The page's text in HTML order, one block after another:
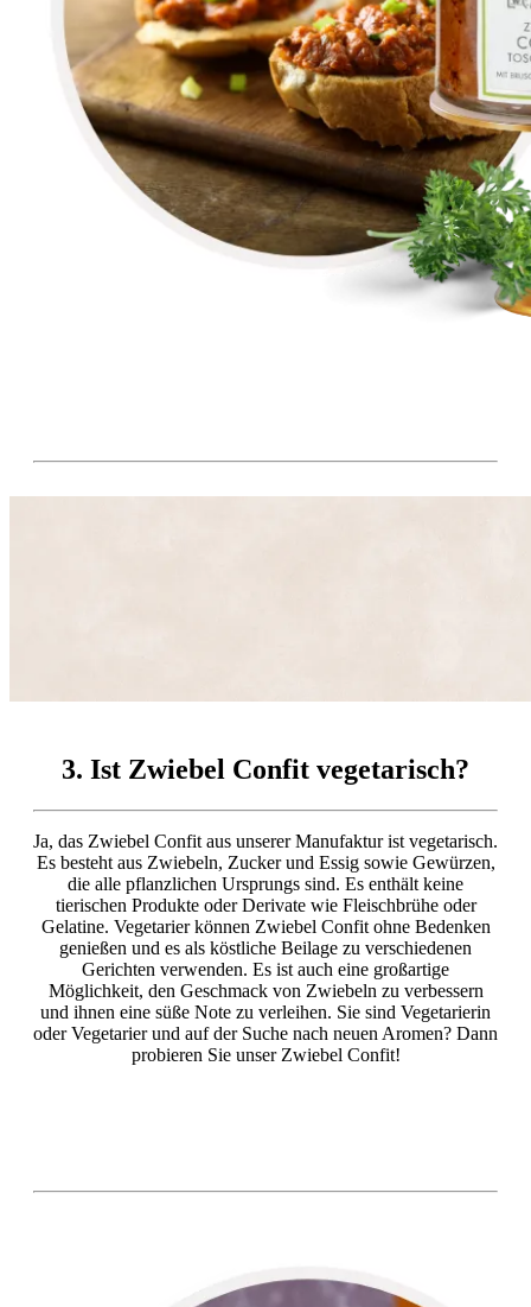
3. Ist Zwiebel Confit vegetarisch?
Ja, das Zwiebel Confit aus unserer Manufaktur ist vegetarisch.
Es besteht aus Zwiebeln, Zucker und Essig sowie Gewürzen,
die alle pflanzlichen Ursprungs sind. Es enthält keine
tierischen Produkte oder Derivate wie Fleischbrühe oder
Gelatine. Vegetarier können Zwiebel Confit ohne Bedenken
genießen und es als köstliche Beilage zu verschiedenen
Gerichten verwenden. Es ist auch eine großartige
Möglichkeit, den Geschmack von Zwiebeln zu verbessern
und ihnen eine süße Note zu verleihen. Sie sind Vegetarierin
oder Vegetarier und auf der Suche nach neuen Aromen? Dann
probieren Sie unser Zwiebel Confit!